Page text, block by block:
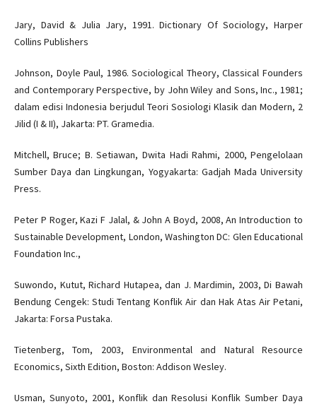
Jary, David & Julia Jary, 1991. Dictionary Of Sociology, Harper
Collins Publishers
Johnson, Doyle Paul, 1986. Sociological Theory, Classical Founders
and Contemporary Perspective, by John Wiley and Sons, Inc., 1981;
dalam edisi Indonesia berjudul Teori Sosiologi Klasik dan Modern, 2
Jilid (I & II), Jakarta: PT. Gramedia.
Mitchell, Bruce; B. Setiawan, Dwita Hadi Rahmi, 2000, Pengelolaan
Sumber Daya dan Lingkungan, Yogyakarta: Gadjah Mada University
Press.
Peter P Roger, Kazi F Jalal, & John A Boyd, 2008, An Introduction to
Sustainable Development, London, Washington DC: Glen Educational
Foundation Inc.,
Suwondo, Kutut, Richard Hutapea, dan J. Mardimin, 2003, Di Bawah
Bendung Cengek: Studi Tentang Konflik Air dan Hak Atas Air Petani,
Jakarta: Forsa Pustaka.
Tietenberg, Tom, 2003, Environmental and Natural Resource
Economics, Sixth Edition, Boston: Addison Wesley.
Usman, Sunyoto, 2001, Konflik dan Resolusi Konflik Sumber Daya